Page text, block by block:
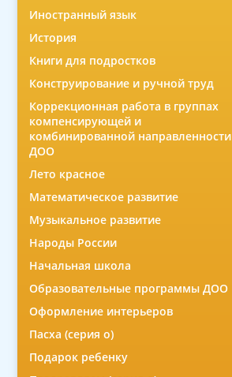
Иностранный язык
История
Книги для подростков
Конструирование и ручной труд
Коррекционная работа в группах
компенсирующей и
комбинированной направленности
ДОО
Лето красное
Математическое развитие
Музыкальное развитие
Народы России
Начальная школа
Образовательные программы ДОО
Оформление интерьеров
Пасха (серия о)
Подарок ребенку